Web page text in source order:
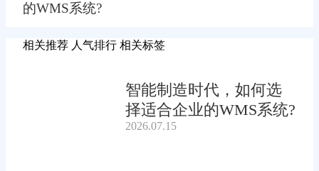
的WMS系统?
相关推荐 人气排行 相关标签
智能制造时代，如何选
择适合企业的WMS系统?
2026.07.15